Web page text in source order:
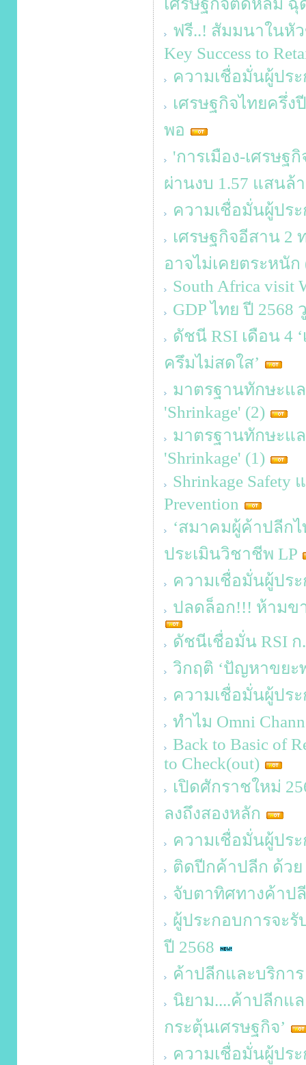
เศรษฐกิจติดหล่ม
ฟรี..! สัมมนาในหัว
Key Success to
ความเชื่อมั่นผู้ปร
เศรษฐกิจไทยครึ่ง
พอ
'การเมือง-เศรษฐ
ผ่านงบ 1.57 แสนล้
ความเชื่อมั่นผู้ปร
เศรษฐกิจอีสาน 2
อาจไม่เคยตระหนัก
South Africa visit
GDP ไทย ปี 2568
ดัชนี RSI เดือน 4
ครึมไม่สดใส’
มาตรฐานทักษะแ
'Shrinkage' (2)
มาตรฐานทักษะแ
'Shrinkage' (1)
Shrinkage Safety
Prevention
‘สมาคมผู้ค้าปลีก
ประเมินวิชาชีพ LP
ความเชื่อมั่นผู้ปร
ปลดล็อก!!! ห้ามข
ดัชนีเชื่อมั่น RSI ก
วิกฤติ ‘ปัญหาขยะ
ความเชื่อมั่นผู้ปร
ทำไม Omni
Back to Basic of
to Check(out)
เปิดศักราชใหม่
ลงถึงสองหลัก
ความเชื่อมั่นผู้ปร
ติดปีกค้าปลีก ด้วย
จับตาทิศทางค้าปลี
ผู้ประกอบการจะ
ปี 2568
ค้าปลีกและบริกา
นิยาม....ค้าปลีกแ
กระตุ้นเศรษฐกิจ’
ความเชื่อมั่นผู้ปร